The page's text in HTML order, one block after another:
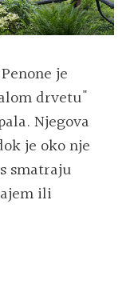
je
drvetu"
Njegova
je oko nje
smatraju
ili